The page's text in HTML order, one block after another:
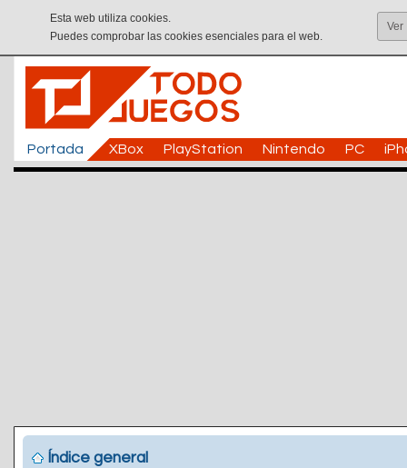
Esta web utiliza cookies.
Puedes comprobar las cookies esenciales para el web.
Ver
Portada XBox PlayStation Nintendo PC
Índice general